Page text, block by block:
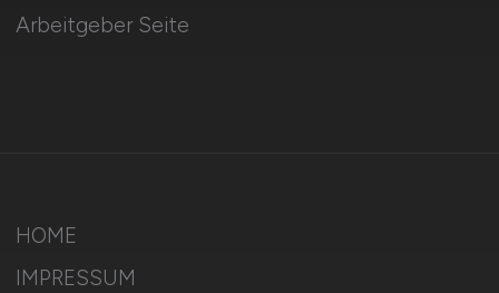
Arbeitgeber Seite
HOME
IMPRESSUM